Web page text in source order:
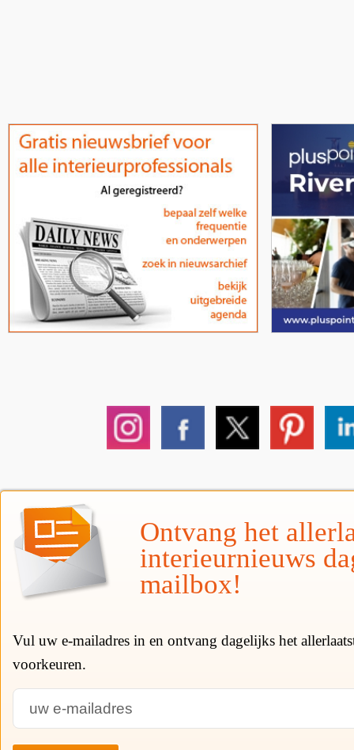
Ontvang het
interieurnieuws
mailbox!
Vul uw e-mailadres in en ontvang dagelijks het
voorkeuren.